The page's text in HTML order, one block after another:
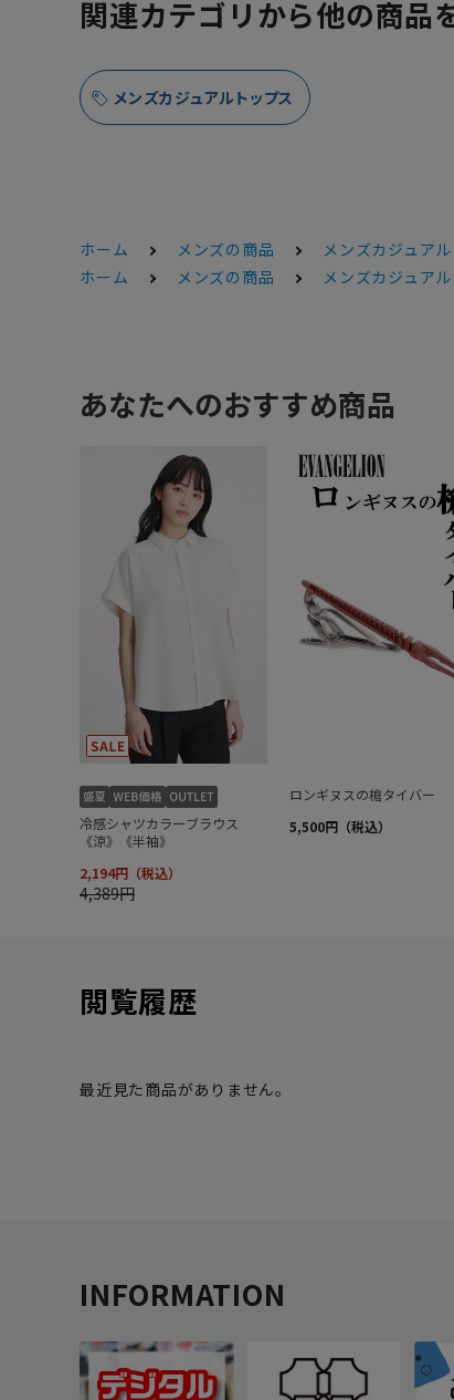
関連カテゴリから他の商品
メンズカジュアルトップス
ホーム メンズの商品 メンズカジュアル
ホーム
メンズの商品 メンズカジュアル
閲覧履歴
最近見た商品がありません。
INFORMATION